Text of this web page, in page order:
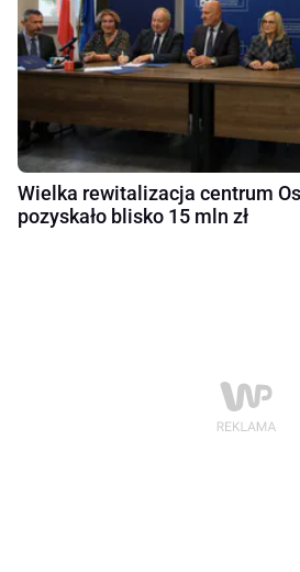
Wielka rewitalizacja centrum
pozyskało blisko 15 mln zł